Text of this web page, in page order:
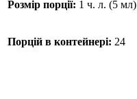
Розмір порції: 1 ч. л. (5 мл)
Порцій в контейнері: 24